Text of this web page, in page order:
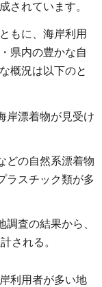
されています。
もに、海岸利用
県内の豊かな自
概況は以下のと
岸漂着物が見受け
どの自然系漂着物
ラスチック類が多
査の結果から、
される。
利用者が多い地